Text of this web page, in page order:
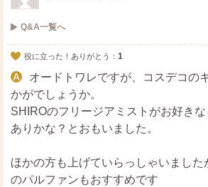
Q&A一覧へ
役に立った！ありがとう： 1
オードトワレですが、コスデコの
かがでしょうか。
SHIROのフリージアミストがお好きな
ありかな？とおもいました。
ほかの方も上げていらっしゃいまし
のパルファンもおすすめです